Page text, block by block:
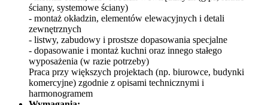
ściany, systemowe ściany)
- montaż okładzin, elementów elewacyjnych i detali
zewnętrznych
- listwy, zabudowy i prostsze dopasowania specjalne
- dopasowanie i montaż kuchni oraz innego stałego
wyposażenia (w razie potrzeby)
Praca przy większych projektach (np. biurowce, budynki
komercyjne) zgodnie z opisami technicznymi i
harmonogramem